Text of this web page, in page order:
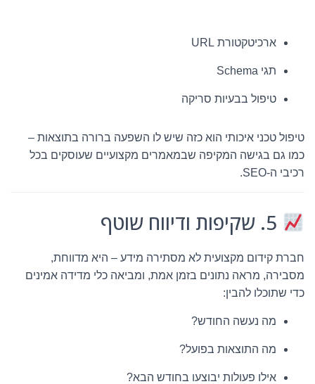
ארכיטקטורת URL
תגי Schema
טיפול בבעיות סריקה
טיפול טכני איכותי הוא כזה שיש לו השפעה ברורה בתוצאות –
כמו גם בגישה המקיפה שבמאמרים מקצועיים שעוסקים בכל
רכיבי ה-SEO.
חברת קידום מקצועית לא מסתירה מידע – היא מדווחת,
מסבירה, מראה נתונים בזמן אמת, ומביאה כלי מדידה אמינים
כדי שתוכלו להבין:
מה נעשה החודש?
מה התוצאות בפועל?
אילו פעולות יבוצעו בחודש הבא?